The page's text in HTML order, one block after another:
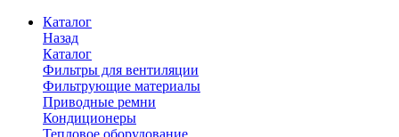
Каталог
Назад
Каталог
Фильтры для вентиляции
Фильтрующие материалы
Приводные ремни
Кондиционеры
Тепловое оборудование